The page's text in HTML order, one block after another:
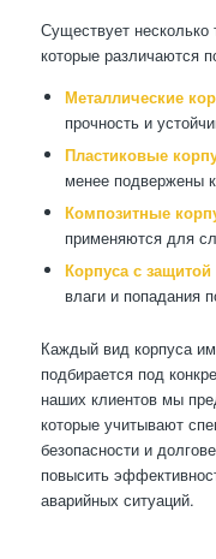
Существует
которые различаются
Металлические
прочность и
Пластиковые
менее подвержены
Композитные
применяются для
Корпуса с защитой
влаги и попадания
Каждый вид корпуса
подбирается под
наших клиентов мы
которые учитывают
безопасности и
повысить
аварийных ситуаций.